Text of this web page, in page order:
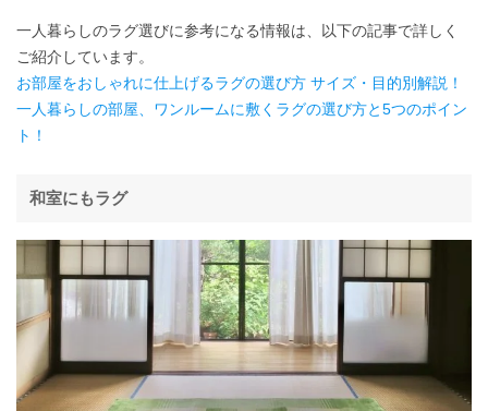
一人暮らしのラグ選びに参考になる情報は、以下の記事で詳しく
ご紹介しています。
お部屋をおしゃれに仕上げるラグの選び方 サイズ・目的別解説！
一人暮らしの部屋、ワンルームに敷くラグの選び方と5つのポイン
ト！
和室にもラグ